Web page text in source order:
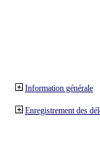
Information générale
Enregistrement des